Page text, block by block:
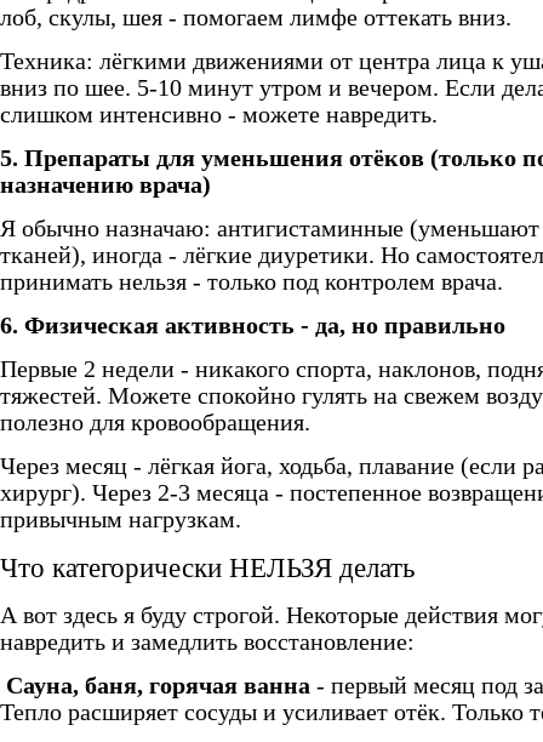
лоб, скулы, шея - помогаем лимфе оттекать вниз.
Техника: лёгкими движениями от центра лица к
вниз по шее. 5-10 минут утром и вечером. Если
слишком интенсивно - можете навредить.
5. Препараты для уменьшения отёков (только
назначению врача)
Я обычно назначаю: антигистаминные (уменьшают
тканей), иногда - лёгкие диуретики. Но
принимать нельзя - только под контролем врача.
6. Физическая активность - да, но правильно
Первые 2 недели - никакого спорта, наклонов,
тяжестей. Можете спокойно гулять на свежем
полезно для кровообращения.
Через месяц - лёгкая йога, ходьба, плавание (если
хирург). Через 2-3 месяца - постепенное
привычным нагрузкам.
Что категорически НЕЛЬЗЯ делать
А вот здесь я буду строгой. Некоторые действия
навредить и замедлить восстановление:
Сауна, баня, горячая ванна - первый месяц под
Тепло расширяет сосуды и усиливает отёк. Только